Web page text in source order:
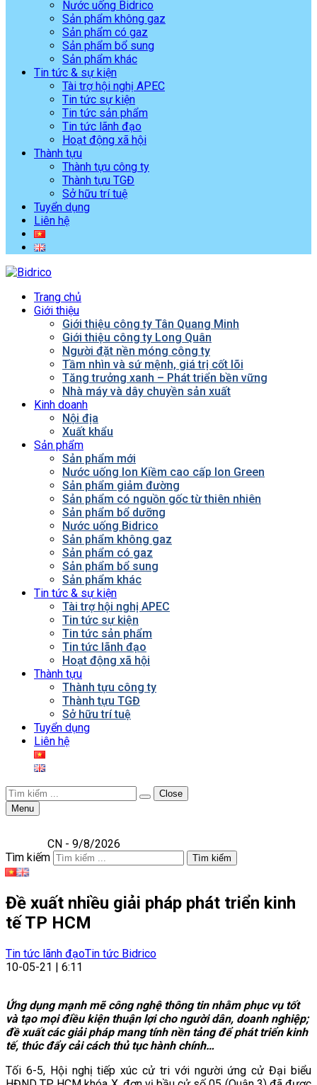
Nước uống Bidrico
Sản phẩm không gaz
Sản phẩm có gaz
Sản phẩm bổ sung
Sản phẩm khác
Tin tức & sự kiện
Tài trợ hội nghị APEC
Tin tức sự kiện
Tin tức sản phẩm
Tin tức lãnh đạo
Hoạt động xã hội
Thành tựu
Thành tựu công ty
Thành tựu TGĐ
Sở hữu trí tuệ
Tuyển dụng
Liên hệ
Trang chủ
Giới thiệu
Giới thiệu công ty Tân Quang Minh
Giới thiệu công ty Long Quân
Người đặt nền móng công ty
Tầm nhìn và sứ mệnh, giá trị cốt lõi
Tăng trưởng xanh – Phát triển bền vững
Nhà máy và dây chuyền sản xuất
Kinh doanh
Nội địa
Xuất khẩu
Sản phẩm
Sản phẩm mới
Nước uống Ion Kiềm cao cấp Ion Green
Sản phẩm giảm đường
Sản phẩm có nguồn gốc từ thiên nhiên
Sản phẩm bổ dưỡng
Nước uống Bidrico
Sản phẩm không gaz
Sản phẩm có gaz
Sản phẩm bổ sung
Sản phẩm khác
Tin tức & sự kiện
Tài trợ hội nghị APEC
Tin tức sự kiện
Tin tức sản phẩm
Tin tức lãnh đạo
Hoạt động xã hội
Thành tựu
Thành tựu công ty
Thành tựu TGĐ
Sở hữu trí tuệ
Tuyển dụng
Liên hệ
Close
Menu
CN - 9/8/2026
Tìm kiếm
Tìm kiếm
Đề xuất nhiều giải pháp phát triển kinh
tế TP HCM
Tin tức lãnh đạoTin tức Bidrico
10-05-21 | 6:11
Ứng dụng mạnh mẽ công nghệ thông tin nhằm phục vụ tốt
và tạo mọi điều kiện thuận lợi cho người dân, doanh nghiệp;
đề xuất các giải pháp mang tính nền tảng để phát triển kinh
tế, thúc đẩy cải cách thủ tục hành chính…
Tối 6-5, Hội nghị tiếp xúc cử tri với người ứng cử Đại biểu